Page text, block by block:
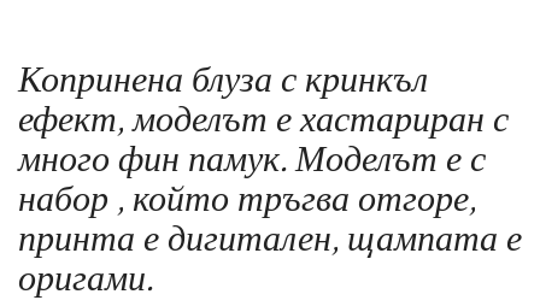
Копринена блуза с кринкъл
ефект, моделът е хастариран с
много фин памук. Моделът е с
набор , който тръгва отгоре,
принта е дигитален, щампата е
оригами.